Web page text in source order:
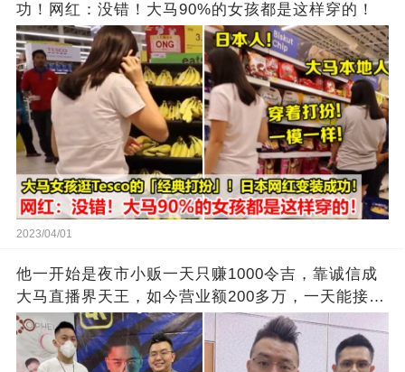
功！网红：没错！大马90%的女孩都是这样穿的！
2023/04/01
他一开始是夜市小贩一天只赚1000令吉，靠诚信成
大马直播界天王，如今营业额200多万，一天能接上
万单